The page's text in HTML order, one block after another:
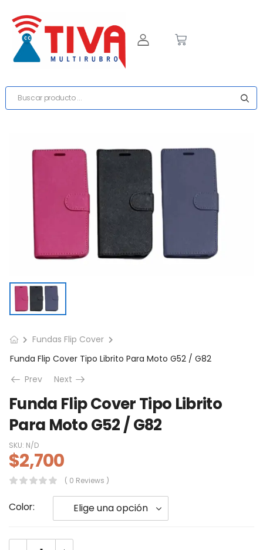
Fundas Flip Cover
Funda Flip Cover Tipo Librito Para Moto G52 / G82
Prev
Next
Funda Flip Cover Tipo Librito
Para Moto G52 / G82
SKU: N/D
$2,700
( 0 Reviews )
Color